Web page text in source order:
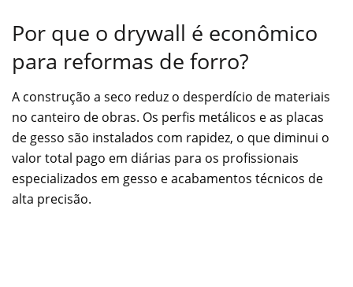
Por que o drywall é econômico
para reformas de forro?
A construção a seco reduz o desperdício de materiais
no canteiro de obras. Os perfis metálicos e as placas
de gesso são instalados com rapidez, o que diminui o
valor total pago em diárias para os profissionais
especializados em gesso e acabamentos técnicos de
alta precisão.